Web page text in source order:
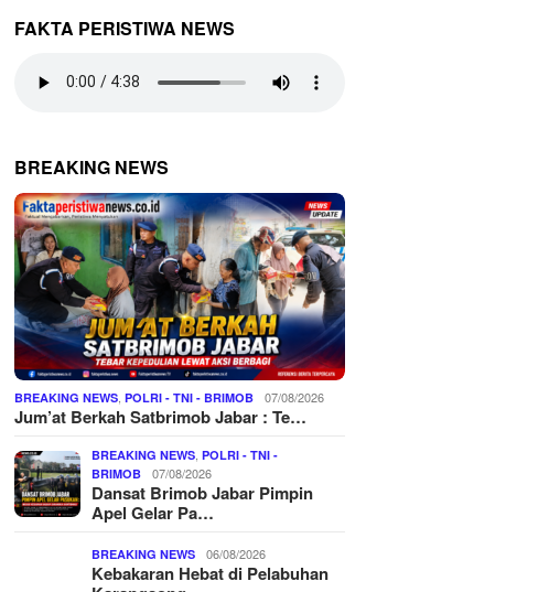
FAKTA PERISTIWA NEWS
BREAKING NEWS
BREAKING NEWS ,POLRI - TNI - BRIMOB 07/08/2026
Jum’at Berkah Satbrimob Jabar : Te…
BREAKING NEWS ,POLRI - TNI -
BRIMOB
07/08/2026
Dansat Brimob Jabar Pimpin
Apel Gelar Pa…
BREAKING NEWS 06/08/2026
Kebakaran Hebat di Pelabuhan